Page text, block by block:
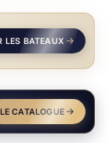
LES BATEAUX
LE CATALOGUE